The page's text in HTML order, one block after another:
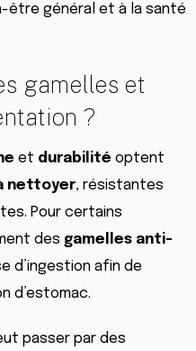
être général et à la santé
gamelles et
?
et durabilité optent
nettoyer, résistantes
Pour certains
des gamelles anti-
d’ingestion afin de
d’estomac.
passer par des